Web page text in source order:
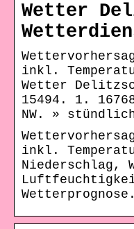
Wetter
inkl.
Wetter
15494. 1.
NW. »
inkl.
Niederschlag,
Wetterprognose.